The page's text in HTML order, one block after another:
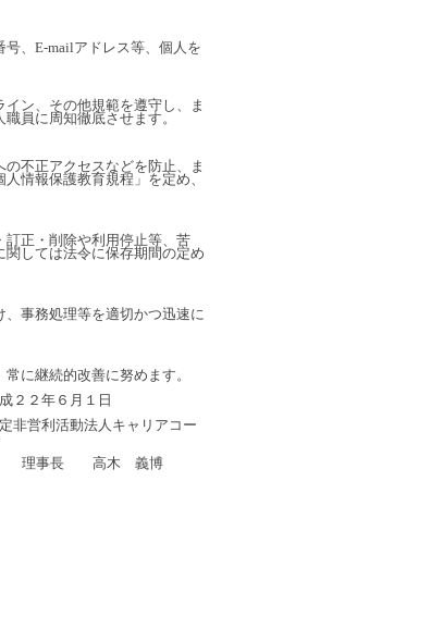
、E-mailアドレス等、個人を
ン、その他規範を遵守し、ま
員に周知徹底させます。
不正アクセスなどを防止、ま
情報保護教育規程」を定め、
正・削除や利用停止等、苦
しては法令に保存期間の定め
事務処理等を適切かつ迅速に
に継続的改善に努めます。
２２年６月１日
非営利活動法人キャリアコー
理事長 高木 義博